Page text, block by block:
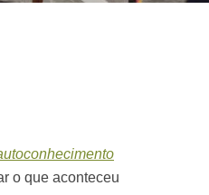
o que aconteceu